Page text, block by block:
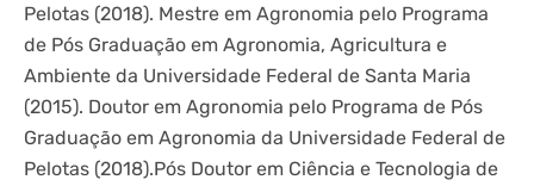
Pelotas (2018). Mestre em Agronomia pelo Programa
de Pós Graduação em Agronomia, Agricultura e
Ambiente da Universidade Federal de Santa Maria
(2015). Doutor em Agronomia pelo Programa de Pós
Graduação em Agronomia da Universidade Federal de
Pelotas (2018).Pós Doutor em Ciência e Tecnologia de